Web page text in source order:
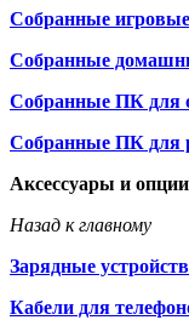
Собранные
Собранные
Собранные ПК для
Собранные ПК для
Аксессуары и опции
Назад к главному
Зарядные
Кабели для